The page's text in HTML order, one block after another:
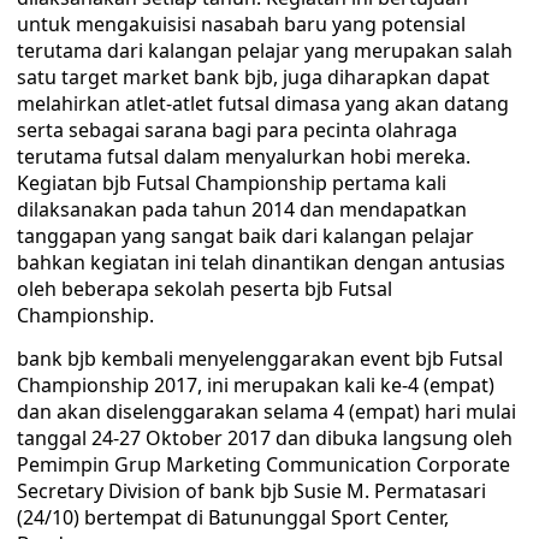
untuk mengakuisisi nasabah baru yang potensial
terutama dari kalangan pelajar yang merupakan salah
satu target market bank bjb, juga diharapkan dapat
melahirkan atlet-atlet futsal dimasa yang akan datang
serta sebagai sarana bagi para pecinta olahraga
terutama futsal dalam menyalurkan hobi mereka.
Kegiatan bjb Futsal Championship pertama kali
dilaksanakan pada tahun 2014 dan mendapatkan
tanggapan yang sangat baik dari kalangan pelajar
bahkan kegiatan ini telah dinantikan dengan antusias
oleh beberapa sekolah peserta bjb Futsal
Championship.
bank bjb kembali menyelenggarakan event bjb Futsal
Championship 2017, ini merupakan kali ke-4 (empat)
dan akan diselenggarakan selama 4 (empat) hari mulai
tanggal 24-27 Oktober 2017 dan dibuka langsung oleh
Pemimpin Grup Marketing Communication Corporate
Secretary Division of bank bjb Susie M. Permatasari
(24/10) bertempat di Batununggal Sport Center,